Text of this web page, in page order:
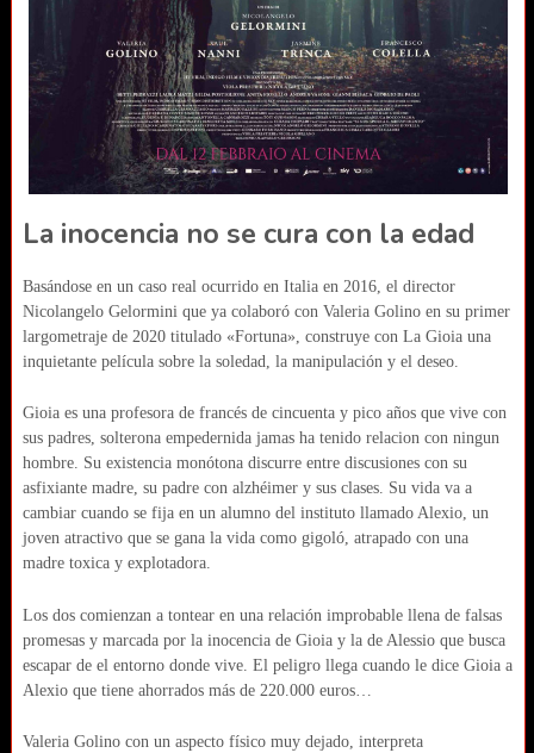
La inocencia no se cura con la edad
Basándose en un caso real ocurrido en Italia en 2016, el director
Nicolangelo Gelormini que ya colaboró con Valeria Golino en su primer
largometraje de 2020 titulado «Fortuna», construye con La Gioia una
inquietante película sobre la soledad, la manipulación y el deseo.
Gioia es una profesora de francés de cincuenta y pico años que vive con
sus padres, solterona empedernida jamas ha tenido relacion con ningun
hombre. Su existencia monótona discurre entre discusiones con su
asfixiante madre, su padre con alzhéimer y sus clases. Su vida va a
cambiar cuando se fija en un alumno del instituto llamado Alexio, un
joven atractivo que se gana la vida como gigoló, atrapado con una
madre toxica y explotadora.
Los dos comienzan a tontear en una relación improbable llena de falsas
promesas y marcada por la inocencia de Gioia y la de Alessio que busca
escapar de el entorno donde vive. El peligro llega cuando le dice Gioia a
Alexio que tiene ahorrados más de 220.000 euros…
Valeria Golino con un aspecto físico muy dejado, interpreta